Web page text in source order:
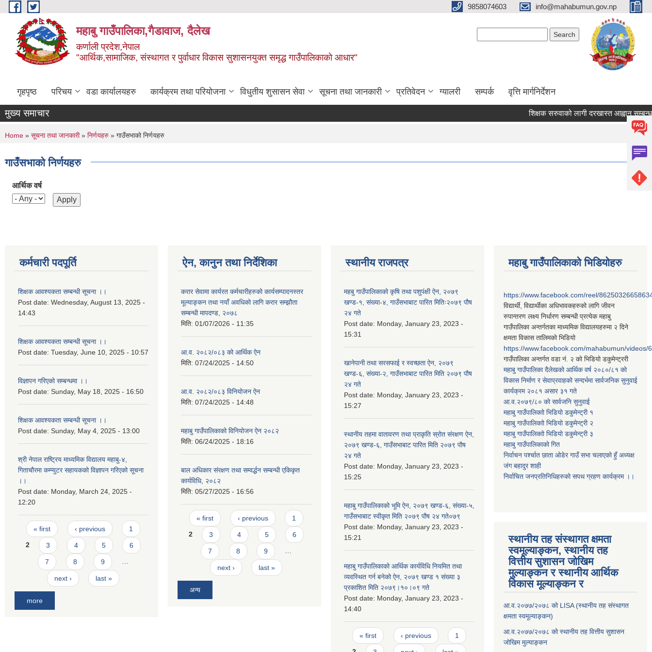
Skip to main content 9858074603 info@mahabumun.gov.np
महाबु गाउँपालिका,गैडावाज, दैलेख
कर्णाली प्रदेश,नेपाल
"आर्थिक,सामाजिक, संस्थागत र पुर्वाधार विकास सुशासनयुक्त समृद्ध गाउँपालिकाकाे आधार"
गृहपृष्ठ परिचय वडा कार्यालयहरु कार्यक्रम तथा परियोजना विधुतीय शुसासन सेवा सूचना तथा जानकारी प्रतिवेदन ग्यालरी सम्पर्क वृत्ति मार्गनिर्देशन
मुख्य समाचार शिक्षक सरुवाको लागी दरखास्त आह्वान सम्बन्धमा
You are here
Home » सूचना तथा जानकारी» निर्णयहरु » गाउँसभाको निर्णयहरु
गाउँसभाको निर्णयहरु
आर्थिक वर्ष
कर्मचारी पदपूर्ति
शिक्षक आवश्यकता सम्बन्धी सूचना ।।
Post date: Wednesday, August 13, 2025 -
14:43
शिक्षक आवश्यकता सम्बन्धी सूचना ।।
Post date: Tuesday, June 10, 2025 - 10:57
विज्ञापन गरिएको सम्बन्धमा ।।
Post date: Sunday, May 18, 2025 - 16:50
शिक्षक आवश्यकता सम्बन्धी सूचना ।।
Post date: Sunday, May 4, 2025 - 13:00
श्री नेपाल राष्ट्रिय माध्यमिक विद्यालय महाबु-४,
गिताचौरमा कम्प्युटर सहायकको विज्ञापन गरिएको सूचना
।।
Post date: Monday, March 24, 2025 -
12:20
Pages
« first ‹ previous 1
2 3 4 5 6
7 8 9 …
next › last »
more
ऐन, कानुन तथा निर्देशिका
करार सेवामा कार्यरत कर्मचारीहरुको कार्यसम्पादनस्तर
मूल्याङ्कन तथा नयाँ अवधिको लागि करार सम्झौता
सम्बन्धी मापदण्ड, २०७८
मिति: 01/07/2026 - 11:35
आ.व. २०८२/०८३ को आर्थिक ऐन
मिति: 07/24/2025 - 14:50
आ.व. २०८२/०८३ विनियोजन ऐन
मिति: 07/24/2025 - 14:48
महाबु गाउँपालिकाको विनियोजन ऐन २०८२
मिति: 06/24/2025 - 18:16
बाल अधिकार संरक्षण तथा सम्वर्द्धन सम्बन्धी एकिकृत
कार्यविधि, २०८२
मिति: 05/27/2025 - 16:56
Pages
« first ‹ previous 1
2 3 4 5 6
7 8 9 …
next › last »
अन्य
स्थानीय राजपत्र
महबु गाउँपालिकाको कृषि तथा पशुपंक्षी ऐन, २०७९
खण्ड-१, संख्या-४, गाउँसभाबाट पारित मितिः२०७९ पौष
२४ गते
Post date: Monday, January 23, 2023 -
15:31
खानेपानी तथा सरसफाई र स्वच्छता ऐन, २०७९
खण्ड-६, संख्या-२, गाउँसभाबाट पारित मिति २०७९ पौष
२४ गते
Post date: Monday, January 23, 2023 -
15:27
स्थानीय तहमा वातावरण तथा प्राकृति स्रोत संरक्षण ऐन,
२०७९ खण्ड-६, गाउँसभाबाट पारित मिति २०७९ पौष
२४ गते
Post date: Monday, January 23, 2023 -
15:25
महाबु गाउँपालिकाको भूमि ऐन, २०७९ खण्ड-६, संख्या-५,
गाउँसभाबाट स्वीकृत मिति २०७९ पौष २४ गते०७९
Post date: Monday, January 23, 2023 -
15:21
महाबु गाउँपालिकाको आर्थिक कार्यविधि नियमित तथा
व्यवस्थित गर्न बनेको ऐन, २०७९ खण्ड १ संख्या ३
प्रकाशित मिति २०७९।१०।०९ गते
Post date: Monday, January 23, 2023 -
14:40
Pages
« first ‹ previous 1
महाबु गाउँपालिकाको भिडियोहरु
https://www.facebook.com/reel/
विद्यार्थी, विद्यार्थीका अधिभावकहरुको लागि जीवन
रुपान्तरण लक्ष्य निर्धारण सम्बन्धी प्रत्येक महाबु
गाउँपालिका अन्तर्गतका माध्यमिक विद्यालयहरुमा २ दिने
क्षमता विकास तालिमको भिडियो
https://www.facebook.com/mahabumun/videos/
गाउँपालिका अन्तर्गत वडा नं. २ को भिडियो डकुमेन्ट्ररी
महाबु गाउँपालिका दैलेखको आर्थिक वर्ष २०८०/८१ को
विकास निर्माण र सेवाप्रवाहको सन्दर्भमा सार्वजनिक सुनुवाई
कार्यक्रम २०८१ असार ३१ गते
आ.व.२०७९/८० को सार्वजनि सुनुवाई
महाबु गाउँपालिकाो भिडियो डकुमेन्ट्री १
महाबु गाउँपालिकाो भिडियो डकुमेन्ट्री २
महाबु गाउँपालिकाो भिडियो डकुमेन्ट्री ३
महाबु गाउँपालिकाको गित
निर्वाचन पर्श्चात छाता ओडेर गाउँ सभा चलाएको हुँ अध्यक्ष
जंग बहादुर शाही
निर्वाचित जनप्रतिनिधिहरुको सपथ ग्रहण कार्यक्रम ।।
स्थानीय तह संस्थागत क्षमता
स्वमूल्याङ्कन, स्थानीय तह
वित्तीय सुशासन जोखिम
मुल्याङ्कन र स्थानीय आर्थिक
विकास मूल्याङ्कन र
आ.व.२०७७/२०७८ को LISA (स्थानीय तह संस्थागत
क्षमता स्वमूल्याङ्कन)
आ.व.२०७७/२०७८ को स्थानीय तह वित्तीय सुशासन
जोखिम मुल्याङ्कन